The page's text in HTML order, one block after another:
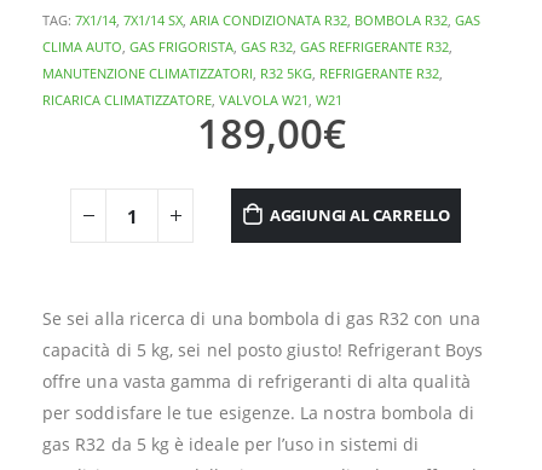
TAG: 7X1/14, 7X1/14 SX, ARIA CONDIZIONATA R32, BOMBOLA R32, GAS
CLIMA AUTO, GAS FRIGORISTA, GAS R32, GAS REFRIGERANTE R32,
MANUTENZIONE CLIMATIZZATORI, R32 5KG, REFRIGERANTE R32,
RICARICA CLIMATIZZATORE, VALVOLA W21, W21
189,00€
AGGIUNGI AL CARRELLO
Se sei alla ricerca di una bombola di gas R32 con una
capacità di 5 kg, sei nel posto giusto! Refrigerant Boys
offre una vasta gamma di refrigeranti di alta qualità
per soddisfare le tue esigenze. La nostra bombola di
gas R32 da 5 kg è ideale per l’uso in sistemi di